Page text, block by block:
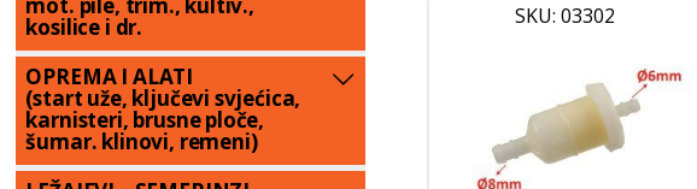
SKU: 03302
mot. pile, trim., kultiv.,
kosilice i dr.
OPREMA I ALATI
(start uže, ključevi svjećica,
karnisteri, brusne ploče,
šumar. klinovi, remeni)